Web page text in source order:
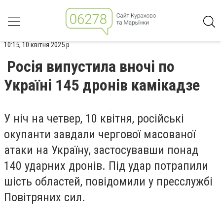
10:15, 10 квітня 2025 р.
Росія випустила вночі по
Україні 145 дронів камікадзе
У ніч на четвер, 10 квітня, російські
окупанти завдали чергової масованої
атаки на Україну, застосувавши понад
140 ударних дронів. Під удар потрапили
шість областей, повідомили у пресслужбі
Повітряних сил.